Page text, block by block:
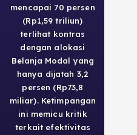
mencapai 70 persen
(Rp1,59 triliun)
terlihat kontras
dengan alokasi
Belanja Modal yang
hanya dijatah 3,2
persen (Rp73,8
miliar). Ketimpangan
ini memicu kritik
terkait efektivitas